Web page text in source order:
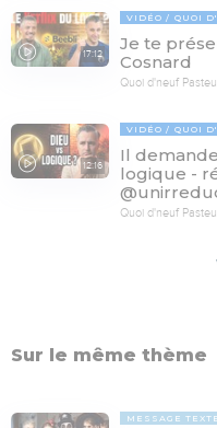
17:12
VIDÉO QUOI
Je te
Cosnard
Quoi d'neuf
12:16
VIDÉO QUOI
Il
logique -
Quoi d'neuf
Sur le même thème
MESSAGE TEXTE